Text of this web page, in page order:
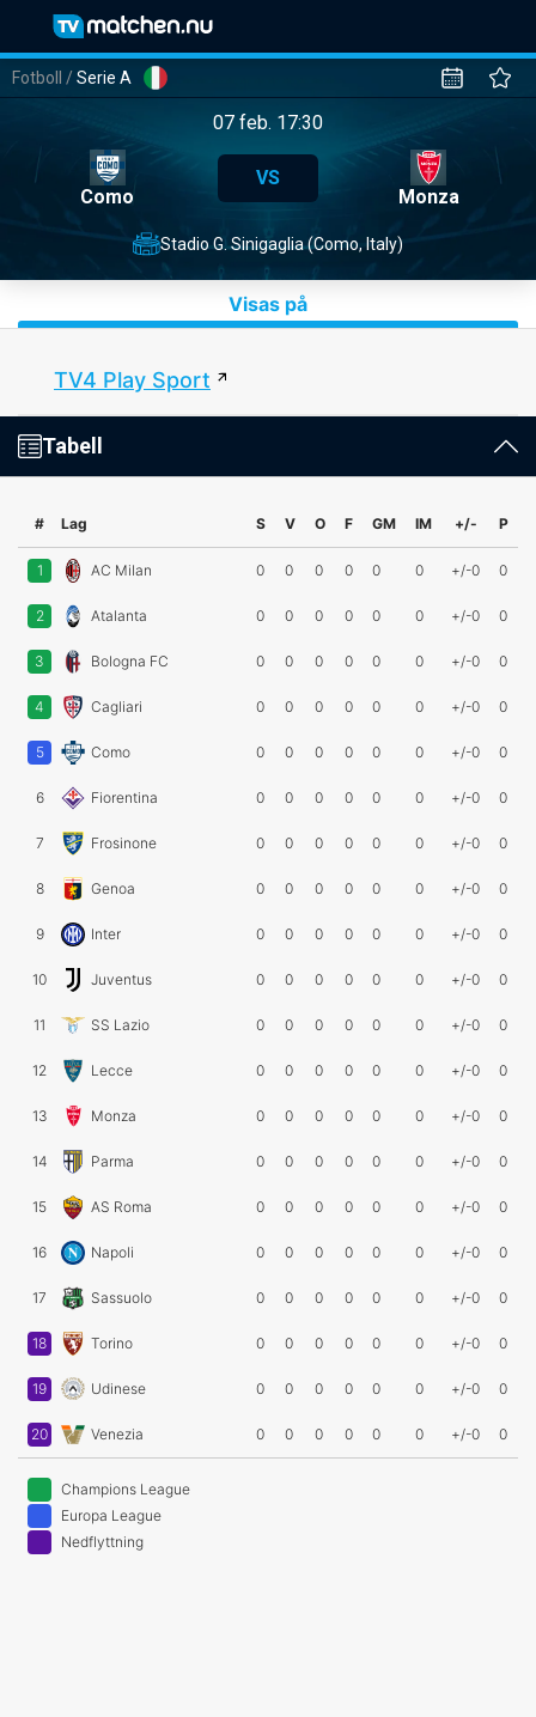
Fotboll /Serie A
07 feb. 17:30
Como
VS
Monza
Stadio G. Sinigaglia (Como, Italy)
Visas på
TV4 Play Sport
Tabell
# Lag S V O F GM IM +/- P
1 AC Milan 0 0 0 0 0 0 +/-0 0
2 Atalanta 0 0 0 0 0 0 +/-0 0
3 Bologna FC 0 0 0 0 0 0 +/-0 0
4 Cagliari 0 0 0 0 0 0 +/-0 0
5 Como 0 0 0 0 0 0 +/-0 0
6 Fiorentina 0 0 0 0 0 0 +/-0 0
7 Frosinone 0 0 0 0 0 0 +/-0 0
8 Genoa 0 0 0 0 0 0 +/-0 0
9 Inter 0 0 0 0 0 0 +/-0 0
10 Juventus 0 0 0 0 0 0 +/-0 0
11 SS Lazio 0 0 0 0 0 0 +/-0 0
12 Lecce 0 0 0 0 0 0 +/-0 0
13 Monza 0 0 0 0 0 0 +/-0 0
14 Parma 0 0 0 0 0 0 +/-0 0
15 AS Roma 0 0 0 0 0 0 +/-0 0
16 Napoli 0 0 0 0 0 0 +/-0 0
17 Sassuolo 0 0 0 0 0 0 +/-0 0
18 Torino 0 0 0 0 0 0 +/-0 0
19 Udinese 0 0 0 0 0 0 +/-0 0
20 Venezia 0 0 0 0 0 0 +/-0 0
Champions League
Europa League
Nedflyttning